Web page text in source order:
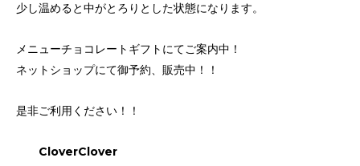
少し温めると中がとろりとした状態になります。
メニューチョコレートギフトにてご案内中！
ネットショップにて御予約、販売中！！
是非ご利用ください！！
CloverClover